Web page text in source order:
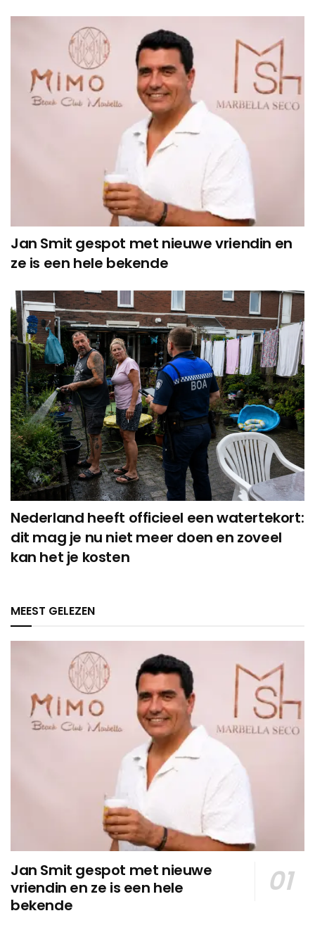
Jan Smit gespot met nieuwe vriendin en
ze is een hele bekende
Nederland heeft officieel een watertekort:
dit mag je nu niet meer doen en zoveel
kan het je kosten
MEEST GELEZEN
Jan Smit gespot met nieuwe
vriendin en ze is een hele
bekende